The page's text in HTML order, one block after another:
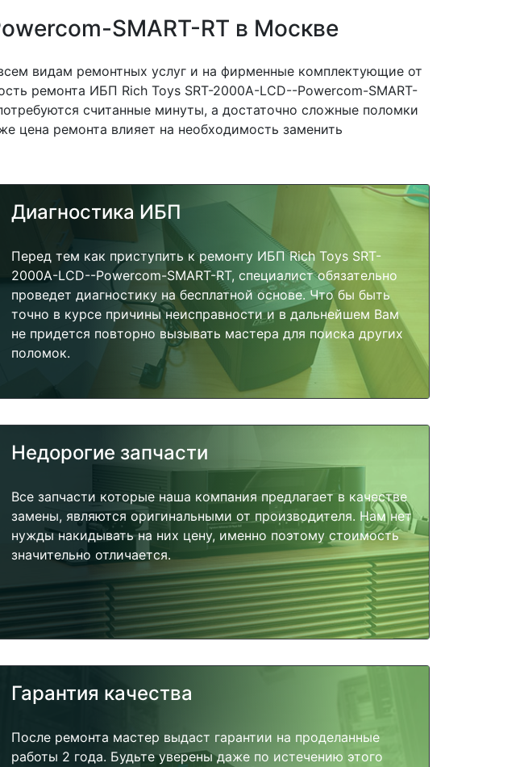
SMART-RT в Москве
видам ремонтных услуг и на фирменные комплектующие от
ремонта ИБП Rich Toys SRT-2000A-LCD--Powercom-SMART-
считанные минуты, а достаточно сложные поломки
цена ремонта влияет на необходимость заменить
Диагностика ИБП
Перед тем как приступить к ремонту ИБП Rich Toys SRT-
2000A-LCD--Powercom-SMART-RT, специалист обязательно
проведет диагностику на бесплатной основе. Что бы быть
точно в курсе причины неисправности и в дальнейшем Вам
не придется повторно вызывать мастера для поиска других
поломок.
Недорогие запчасти
Все запчасти которые наша компания предлагает в качестве
замены, являются оригинальными от производителя. Нам нет
нужды накидывать на них цену, именно поэтому стоимость
значительно отличается.
Гарантия качества
После ремонта мастер выдаст гарантии на проделанные
работы 2 года. Будьте уверены даже по истечению этого